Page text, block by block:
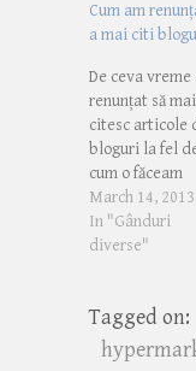
dar parcă
venirea vremii
manifestă sub
din ce în ce mai
accentuate.
Cum am
a mai citi
De ceva vreme
renunțat să mai
citesc articole
bloguri la fel
cum o făceam
înainte, din mai
multe motive.
din ele, și poate
la fel de mult
liber ca înainte,
că atunci când
March 14, 2013
In "Gânduri
diverse"
Tagged on: